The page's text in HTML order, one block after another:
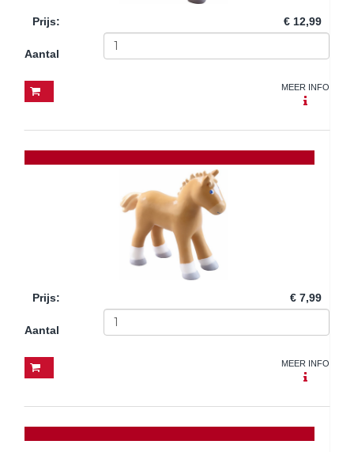
Prijs: € 12,99
Aantal
MEER INFO
Prijs: € 7,99
Aantal
MEER INFO